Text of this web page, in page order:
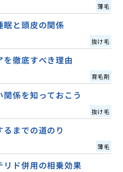
薄毛
眠と頭皮の関係
抜け毛
徹底すべき理由
育毛剤
係を知っておこう
抜け毛
までの道のり
薄毛
リド併用の相乗効果